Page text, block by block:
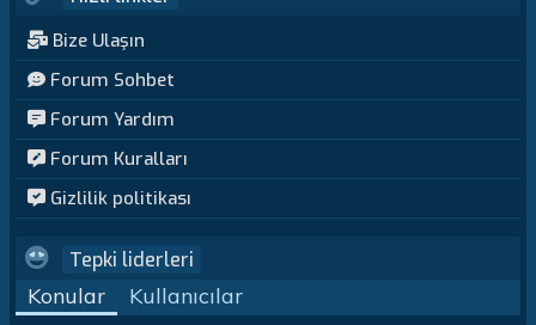
Bize Ulaşın
Forum Sohbet
Forum Yardım
Forum Kuralları
Gizlilik politikası
Tepki liderleri
Konular Kullanıcılar